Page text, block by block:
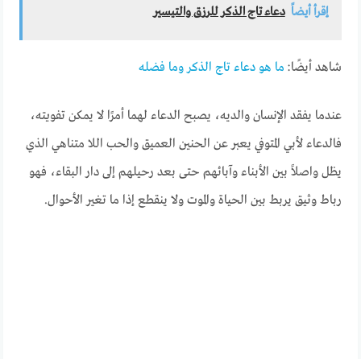
إقرأ أيضاً دعاء تاج الذكر للرزق والتيسير
شاهد أيضًا: ما هو دعاء تاج الذكر وما فضله
عندما يفقد الإنسان والديه، يصبح الدعاء لهما أمرًا لا يمكن تفويته،
فالدعاء لأبي المتوفي يعبر عن الحنين العميق والحب اللا متناهي الذي
يظل واصلاً بين الأبناء وآبائهم حتى بعد رحيلهم إلى دار البقاء، فهو
رباط وثيق يربط بين الحياة والموت ولا ينقطع إذا ما تغير الأحوال.